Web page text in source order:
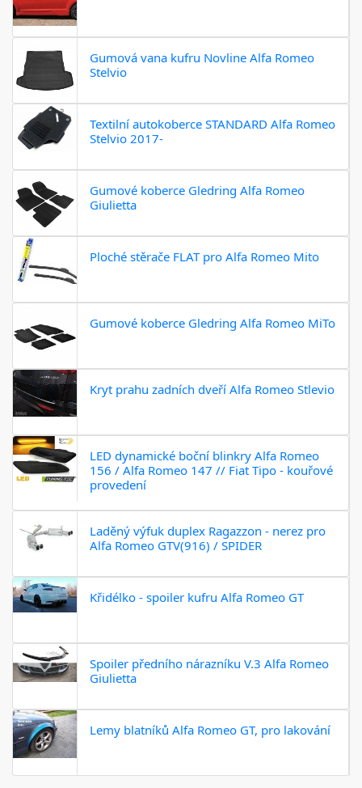
Gumová vana kufru Novline Alfa Romeo
Stelvio
Textilní autokoberce STANDARD Alfa Romeo
Stelvio 2017-
Gumové koberce Gledring Alfa Romeo
Giulietta
Ploché stěrače FLAT pro Alfa Romeo Mito
Gumové koberce Gledring Alfa Romeo MiTo
Kryt prahu zadních dveří Alfa Romeo Stlevio
LED dynamické boční blinkry Alfa Romeo
156 / Alfa Romeo 147 // Fiat Tipo - kouřové
provedení
Laděný výfuk duplex Ragazzon - nerez pro
Alfa Romeo GTV(916) / SPIDER
Křidélko - spoiler kufru Alfa Romeo GT
Spoiler předního nárazníku V.3 Alfa Romeo
Giulietta
Lemy blatníků Alfa Romeo GT, pro lakování